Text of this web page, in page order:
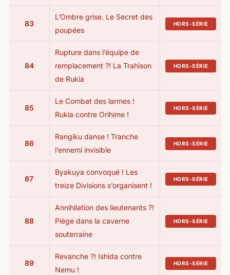
83
L’Ombre grise. Le Secret des
poupées
HORS-SÉRIE
84
Rupture dans l’équipe de
remplacement ?! La Trahison
de Rukia
HORS-SÉRIE
85
Le Combat des larmes !
Rukia contre Orihime !
HORS-SÉRIE
86
Rangiku danse ! Tranche
l’ennemi invisible
HORS-SÉRIE
87
Byakuya convoqué ! Les
treize Divisions s’organisent !
HORS-SÉRIE
88
Annihilation des lieutenants ?!
Piège dans la caverne
souterraine
HORS-SÉRIE
89
Revanche ?! Ishida contre
Nemu !
HORS-SÉRIE